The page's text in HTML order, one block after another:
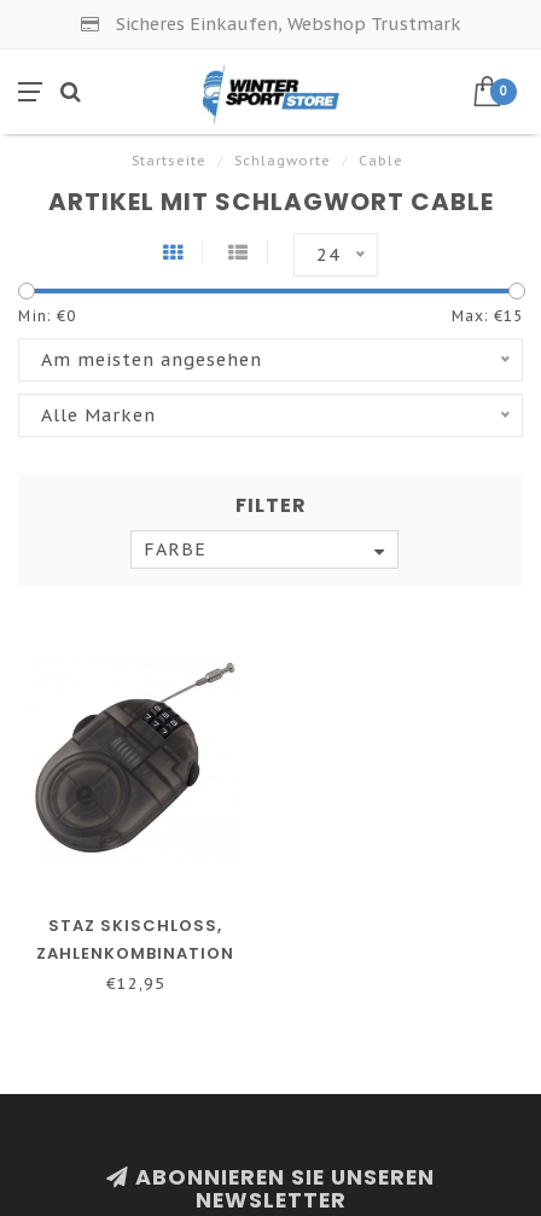
Sicheres Einkaufen, Webshop Trustmark
0
Startseite / Schlagworte / Cable
ARTIKEL MIT SCHLAGWORT CABLE
24
Min: €0 Max: €15
Am meisten angesehen
Alle Marken
FILTER
FARBE
STAZ SKISCHLOSS,
ZAHLENKOMBINATION
€12,95
ABONNIEREN SIE UNSEREN
NEWSLETTER